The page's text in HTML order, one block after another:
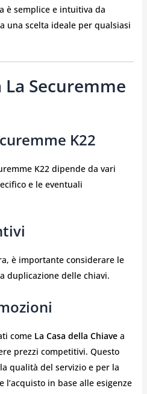
è semplice e intuitiva da
una scelta ideale per qualsiasi
Securemme
K22
K22 dipende da vari
e le eventuali
è importante considerare le
duplicazione delle chiavi.
come La Casa della Chiavea
prezzi competitivi. Questo
qualità del servizio e per la
in base alle esigenze